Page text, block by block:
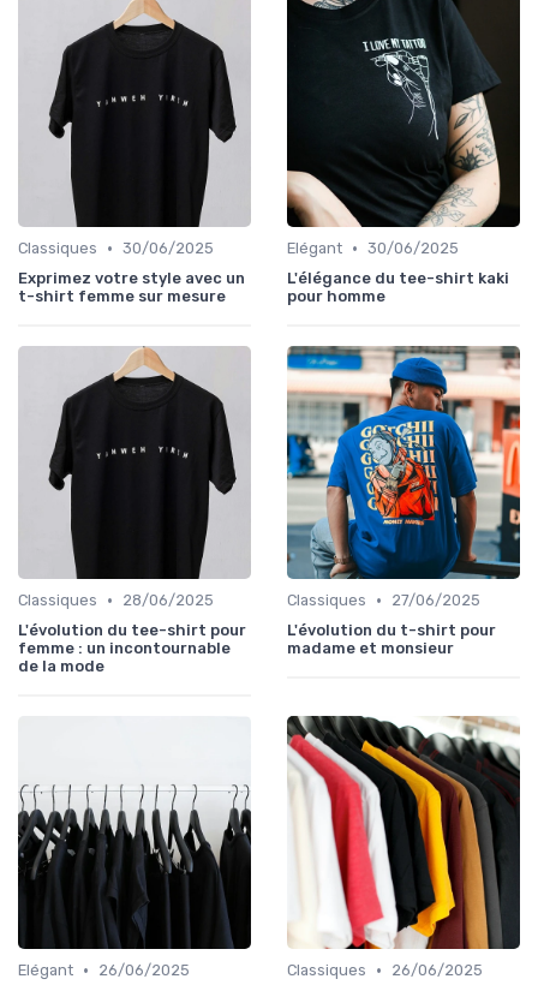
Classiques • 30/06/2025
Exprimez votre style avec un
t-shirt femme sur mesure
Elégant • 30/06/2025
L'élégance du tee-shirt kaki
pour homme
Classiques •
28/06/2025
L'évolution du tee-shirt pour
femme : un incontournable
de la mode
Classiques •
27/06/2025
L'évolution du t-shirt pour
madame et monsieur
Elégant •
26/06/2025
Classiques •
26/06/2025